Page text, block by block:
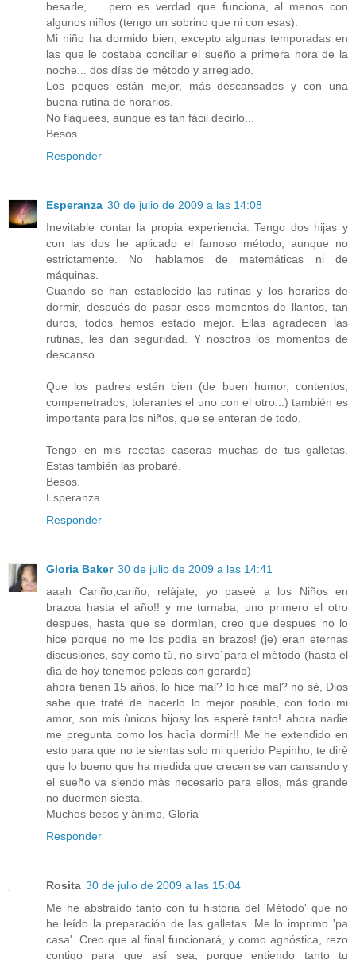
besarle, ... pero es verdad que funciona, al menos con
algunos niños (tengo un sobrino que ni con esas).
Mi niño ha dormido bien, excepto algunas temporadas en
las que le costaba conciliar el sueño a primera hora de la
noche... dos días de método y arreglado.
Los peques están mejor, más descansados y con una
buena rutina de horarios.
No flaquees, aunque es tan fácil decirlo...
Besos
Responder
Esperanza 30 de julio de 2009 a las 14:08
Inevitable contar la propia experiencia. Tengo dos hijas y
con las dos he aplicado el famoso método, aunque no
estrictamente. No hablamos de matemáticas ni de
máquinas.
Cuando se han establecido las rutinas y los horarios de
dormir, después de pasar esos momentos de llantos, tan
duros, todos hemos estado mejor. Ellas agradecen las
rutinas, les dan seguridad. Y nosotros los momentos de
descanso.
Que los padres estén bien (de buen humor, contentos,
compenetrados, tolerantes el uno con el otro...) también es
importante para los niños, que se enteran de todo.
Tengo en mis recetas caseras muchas de tus galletas.
Estas también las probaré.
Besos.
Esperanza.
Responder
Gloria Baker 30 de julio de 2009 a las 14:41
aaah Cariño,cariño, relàjate, yo paseè a los Niños en
brazoa hasta el año!! y me turnaba, uno primero el otro
despues, hasta que se dormìan, creo que despues no lo
hice porque no me los podìa en brazos! (je) eran eternas
discusiones, soy como tù, no sirvo`para el mètodo (hasta el
dìa de hoy tenemos peleas con gerardo)
ahora tienen 15 años, lo hice mal? lo hice mal? no sè, Dios
sabe que tratè de hacerlo lo mejor posible, con todo mi
amor, son mis ùnicos hijosy los esperè tanto! ahora nadie
me pregunta como los hacìa dormir!! Me he extendido en
esto para que no te sientas solo mi querido Pepinho, te dirè
que lo bueno que ha medida que crecen se van cansando y
el sueño va siendo màs necesario para ellos, más grande
no duermen siesta.
Muchos besos y ànimo, Gloria
Responder
Rosita 30 de julio de 2009 a las 15:04
Me he abstraído tanto con tu historia del 'Método' que no
he leído la preparación de las galletas. Me lo imprimo 'pa
casa'. Creo que al final funcionará, y como agnóstica, rezo
contigo para que así sea, porque entiendo tanto tu